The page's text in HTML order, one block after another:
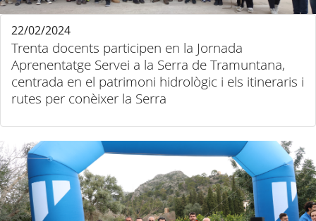
Trenta docents participen en la Jornada
Aprenentatge Servei a la Serra de Tramuntana,
centrada en el patrimoni hidrològic i els itineraris i
rutes per conèixer la Serra
22/02/2024